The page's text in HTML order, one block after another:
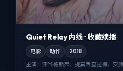
Quiet Relay 内线 · 收藏续播
电影 动作
2018
主演： 亚当·德赖弗、提莫西·查拉梅、安